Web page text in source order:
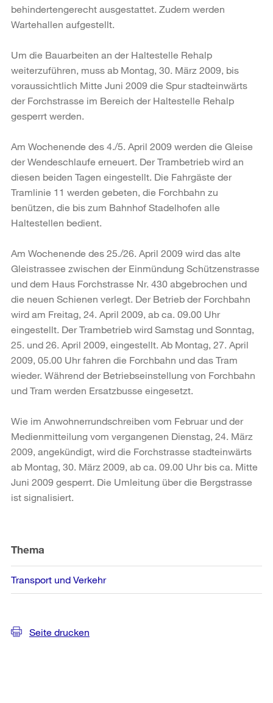
behindertengerecht ausgestattet. Zudem werden
Wartehallen aufgestellt.
Um die Bauarbeiten an der Haltestelle Rehalp
weiterzuführen, muss ab Montag, 30. März 2009, bis
voraussichtlich Mitte Juni 2009 die Spur stadteinwärts
der Forchstrasse im Bereich der Haltestelle Rehalp
gesperrt werden.
Am Wochenende des 4./5. April 2009 werden die Gleise
der Wendeschlaufe erneuert. Der Trambetrieb wird an
diesen beiden Tagen eingestellt. Die Fahrgäste der
Tramlinie 11 werden gebeten, die Forchbahn zu
benützen, die bis zum Bahnhof Stadelhofen alle
Haltestellen bedient.
Am Wochenende des 25./26. April 2009 wird das alte
Gleistrassee zwischen der Einmündung Schützenstrasse
und dem Haus Forchstrasse Nr. 430 abgebrochen und
die neuen Schienen verlegt. Der Betrieb der Forchbahn
wird am Freitag, 24. April 2009, ab ca. 09.00 Uhr
eingestellt. Der Trambetrieb wird Samstag und Sonntag,
25. und 26. April 2009, eingestellt. Ab Montag, 27. April
2009, 05.00 Uhr fahren die Forchbahn und das Tram
wieder. Während der Betriebseinstellung von Forchbahn
und Tram werden Ersatzbusse eingesetzt.
Wie im Anwohnerrundschreiben vom Februar und der
Medienmitteilung vom vergangenen Dienstag, 24. März
2009, angekündigt, wird die Forchstrasse stadteinwärts
ab Montag, 30. März 2009, ab ca. 09.00 Uhr bis ca. Mitte
Juni 2009 gesperrt. Die Umleitung über die Bergstrasse
ist signalisiert.
Informationen
Thema
Transport und Verkehr
Seite drucken